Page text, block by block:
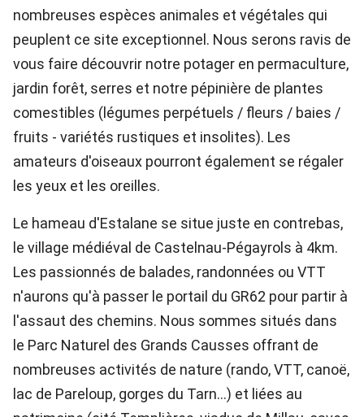
nombreuses espèces animales et végétales qui
peuplent ce site exceptionnel. Nous serons ravis de
vous faire découvrir notre potager en permaculture,
jardin forêt, serres et notre pépinière de plantes
comestibles (légumes perpétuels / fleurs / baies /
fruits - variétés rustiques et insolites). Les
amateurs d'oiseaux pourront également se régaler
les yeux et les oreilles.
Le hameau d'Estalane se situe juste en contrebas,
le village médiéval de Castelnau-Pégayrols à 4km.
Les passionnés de balades, randonnées ou VTT
n'aurons qu'à passer le portail du GR62 pour partir à
l'assaut des chemins. Nous sommes situés dans
le Parc Naturel des Grands Causses offrant de
nombreuses activités de nature (rando, VTT, canoë,
lac de Pareloup, gorges du Tarn…) et liées au